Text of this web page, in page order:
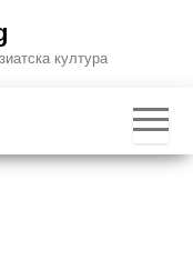
култура